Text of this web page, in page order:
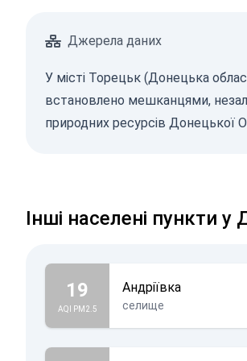
Джерела даних
У місті Торецьк (Донецька
встановлено мешканцями,
природних ресурсів Донецької
Інші населені пункти у
19
AQI PM2.5
Андріївка
селище